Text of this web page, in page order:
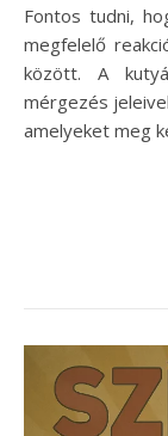
Fontos tudni,
megfelelő
között. A
mérgezés
amelyeket meg